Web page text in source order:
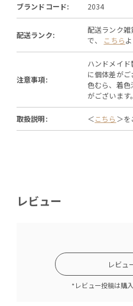
ブランドコード: 2034
配送ランク:
配送ランク雑
で、 こちら
注意事項:
ハンドメイ
に個体差がご
色むら、着
がございます。
取扱説明: ＜こちら ＞を
レビュー
レビュ
*レビュー投稿は購